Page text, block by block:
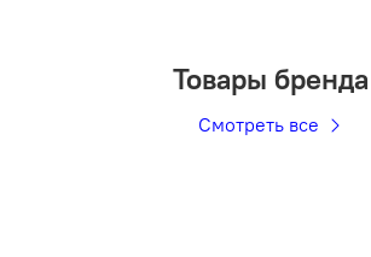
Товары бренда
Смотреть все